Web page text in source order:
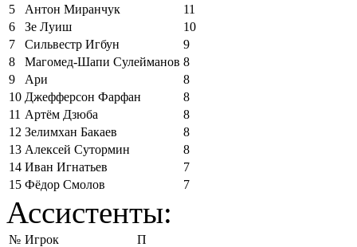
5
Антон Миранчук
11
6
Зе Луиш
10
7
Сильвестр Игбун
9
8
Магомед-Шапи Сулейманов 8
9
Ари
8
10 Джефферсон Фарфан
8
11 Артём Дзюба
8
12 Зелимхан Бакаев
8
13 Алексей Сутормин
8
14 Иван Игнатьев
7
15 Фёдор Смолов 7
Ассистенты:
№ Игрок
П